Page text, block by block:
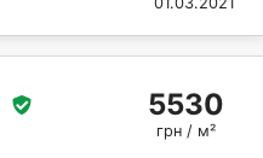
5530
грн / м²